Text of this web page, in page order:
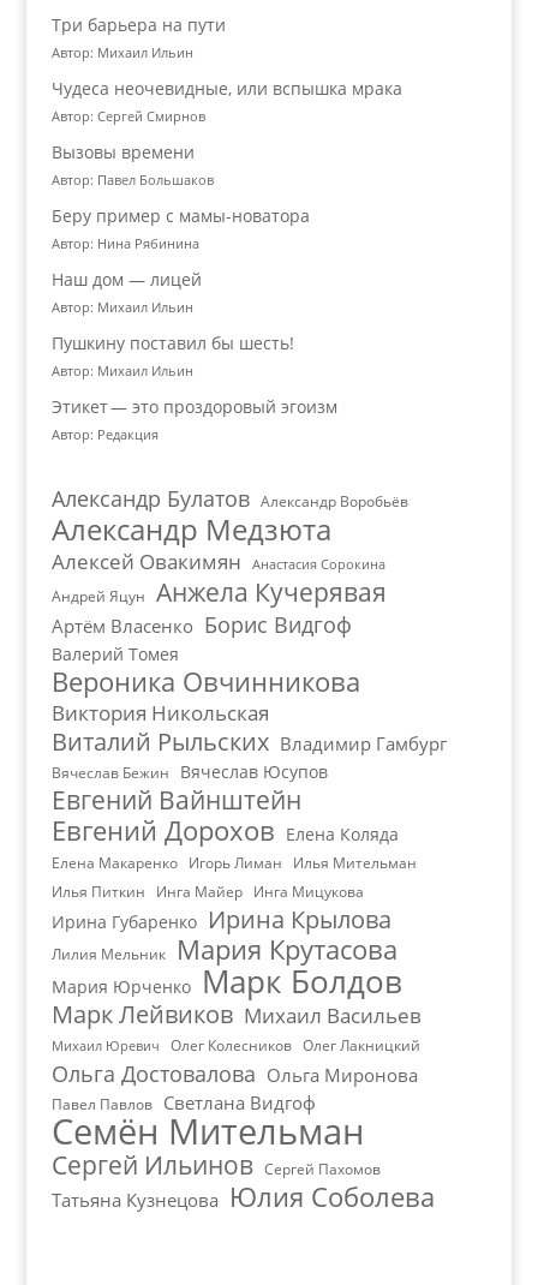
Три барьера на пути
Автор: Михаил Ильин
Чудеса неочевидные, или вспышка мрака
Автор: Сергей Смирнов
Вызовы времени
Автор: Павел Большаков
Беру пример с мамы-новатора
Автор: Нина Рябинина
Наш дом — лицей
Автор: Михаил Ильин
Пушкину поставил бы шесть!
Автор: Михаил Ильин
Этикет — это проздоровый эгоизм
Автор: Редакция
Александр Булатов Александр Воробьёв
Александр Медзюта
Алексей Овакимян Анастасия Сорокина
Андрей Яцун Анжела Кучерявая
Артём Власенко Борис Видгоф
Валерий Томея
Вероника Овчинникова
Виктория Никольская
Виталий Рыльских Владимир Гамбург
Вячеслав Бежин Вячеслав Юсупов
Евгений Вайнштейн
Евгений Дорохов Елена Коляда
Елена Макаренко Игорь Лиман
Илья Мительман
Илья Питкин
Инга Майер Инга Мицукова
Ирина Губаренко Ирина Крылова
Лилия Мельник Мария Крутасова
Мария Юрченко Марк Болдов
Марк Лейвиков Михаил Васильев
Михаил Юревич Олег Колесников Олег Лакницкий
Ольга Достовалова Ольга Миронова
Павел Павлов Светлана Видгоф
Семён Мительман
Сергей Ильинов Сергей Пахомов
Татьяна Кузнецова Юлия Соболева